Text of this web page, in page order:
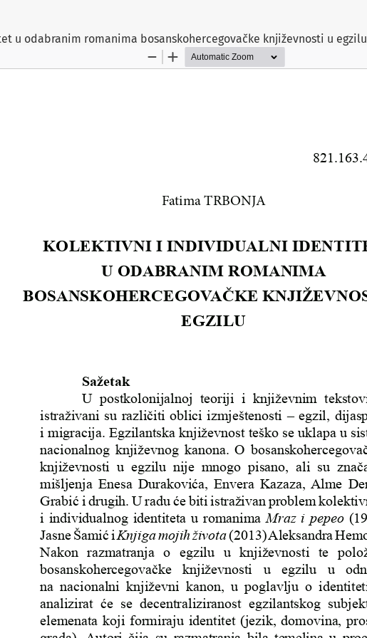
u odabranim romanima bosanskohercegovačke književnosti u egzilu